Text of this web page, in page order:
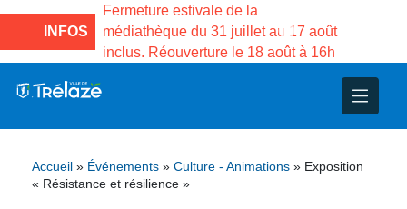
INFOS
la Maison des
de Gama du
Fermeture estivale de la
médiathèque du 31 juillet au 17 août
inclus. Réouverture le 18 août à 16h
Projets
– Jumelage
Accueil » Événements » Culture - Animations » Exposition
« Résistance et résilience »